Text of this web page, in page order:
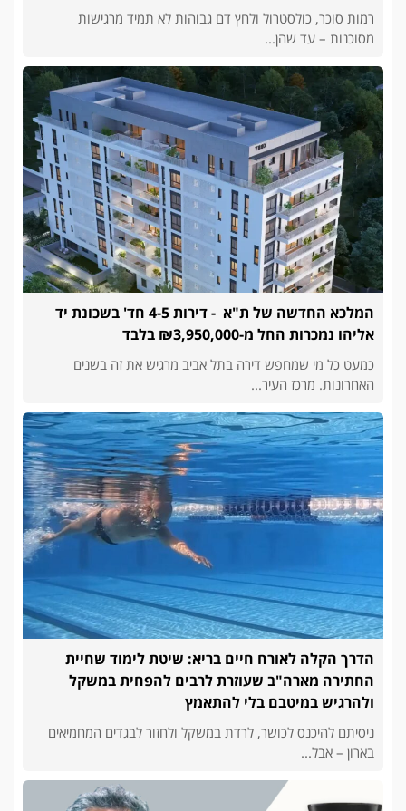
רמות סוכר, כולסטרול ולחץ דם גבוהות לא תמיד מרגישות
מסוכנות – עד שהן...
המלכא החדשה של ת"א - דירות 4-5 חד' בשכונת יד
אליהו נמכרות החל מ-₪3,950,000 בלבד
כמעט כל מי שמחפש דירה בתל אביב מרגיש את זה בשנים
האחרונות. מרכז העיר...
הדרך הקלה לאורח חיים בריא: שיטת לימוד שחיית
החתירה מארה"ב שעוזרת לרבים להפחית במשקל
ולהרגיש במיטבם בלי להתאמץ
ניסיתם להיכנס לכושר, לרדת במשקל ולחזור לבגדים המחמיאים
בארון – אבל...